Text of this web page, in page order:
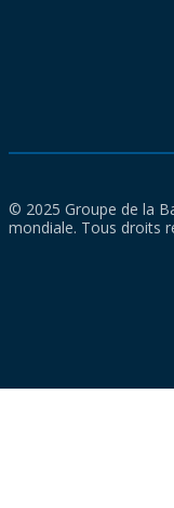
© 2025 Groupe de la
mondiale. Tous droits